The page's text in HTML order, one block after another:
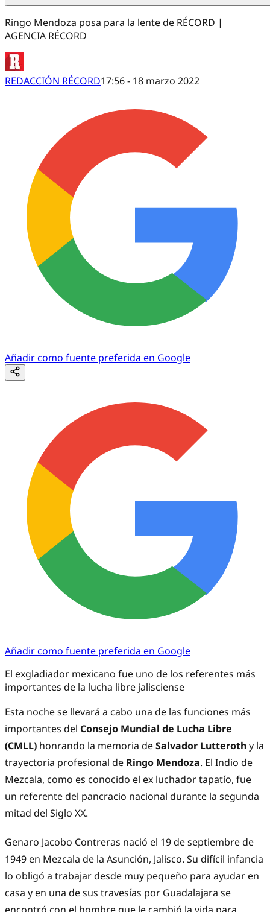
Ringo Mendoza posa para la lente de RÉCORD |
AGENCIA RÉCORD
REDACCIÓN RÉCORD17:56 - 18 marzo 2022
Añadir como fuente preferida en Google
Añadir como fuente preferida en Google
El exgladiador mexicano fue uno de los referentes más
importantes de la lucha libre jalisciense
Esta noche se llevará a cabo una de las funciones más
importantes del Consejo Mundial de Lucha Libre
(CMLL) honrando la memoria deSalvador Lutterothy la
trayectoria profesional de Ringo Mendoza. El Indio de
Mezcala, como es conocido el ex luchador tapatío, fue
un referente del pancracio nacional durante la segunda
mitad del Siglo XX.
Genaro Jacobo Contreras nació el 19 de septiembre de
1949 en Mezcala de la Asunción, Jalisco. Su difícil infancia
lo obligó a trabajar desde muy pequeño para ayudar en
casa y en una de sus travesías por Guadalajara se